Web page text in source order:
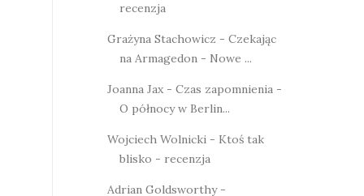
recenzja
Grażyna Stachowicz - Czekając
na Armagedon - Nowe ...
Joanna Jax - Czas zapomnienia -
O północy w Berlin...
Wojciech Wolnicki - Ktoś tak
blisko - recenzja
Adrian Goldsworthy -